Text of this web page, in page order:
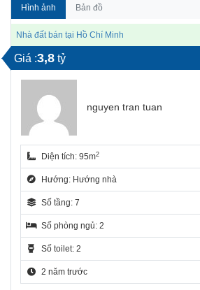
Hình ảnh Bản đồ
Nhà đất bán tại Hồ Chí Minh
Giá :3,8 tỷ
nguyen tran tuan
Diện tích: 95m2
Hướng: Hướng nhà
Số tầng: 7
Số phòng ngủ: 2
Số toilet: 2
2 năm trước